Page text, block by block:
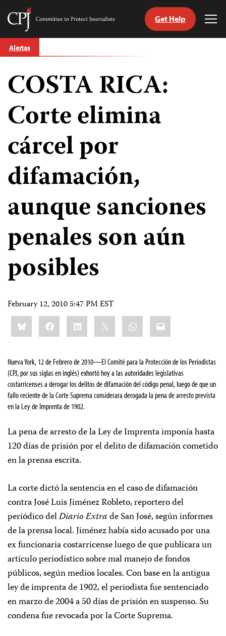
Skip
to
Committee
Journalists
Get Help
Alertas
COSTA RICA:
Corte elimina
cárcel por
difamación,
aunque sanciones
penales son aún
posibles
February 12, 2010 5:47 PM EST
Share
this:BlueskyFacebookLinkedIn WhatsApp
Email
Nueva York, 12 de Febrero de 2010—El Comité para la Protección de los Periodistas
(CPJ, por sus siglas en inglés) exhortó hoy a las autoridades legislativas
costarricenses a derogar los delitos de difamación del código penal, luego de que un
fallo reciente de la Corte Suprema considerara derogada la pena de arresto prevista
en la Ley de Imprenta de 1902.
La pena de arresto de la Ley de Imprenta imponía hasta
120 días de prisión por el delito de difamación cometido
en la prensa escrita.
La corte dictó la sentencia en el caso de difamación
contra José Luis Jiménez Robleto, reportero del
periódico delDiario Extrade San José, según informes
de la prensa local. Jiménez había sido acusado por una
ex funcionaria costarricense luego de que publicara un
artículo periodístico sobre mal manejo de fondos
públicos, según medios locales. Con base en la antigua
ley de imprenta de 1902, el periodista fue sentenciado
en marzo de 2004 a 50 días de prisión en suspenso. Su
condena fue revocada por la Corte Suprema.